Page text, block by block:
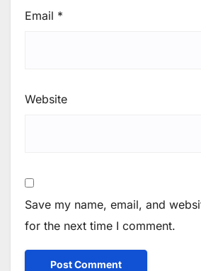
Email *
Website
Save my name, email, and
for the next time I comment.